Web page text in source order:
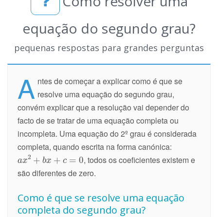
equação do segundo grau?
pequenas respostas para grandes perguntas
A ntes de começar a explicar como é que se
resolve uma equação do segundo grau,
convém explicar que a resolução vai depender do
facto de se tratar de uma equação completa ou
incompleta. Uma equação do 2º grau é considerada
completa, quando escrita na forma canónica:
, todos os coeficientes existem e
são diferentes de zero.
Como é que se resolve uma equação
completa do segundo grau?